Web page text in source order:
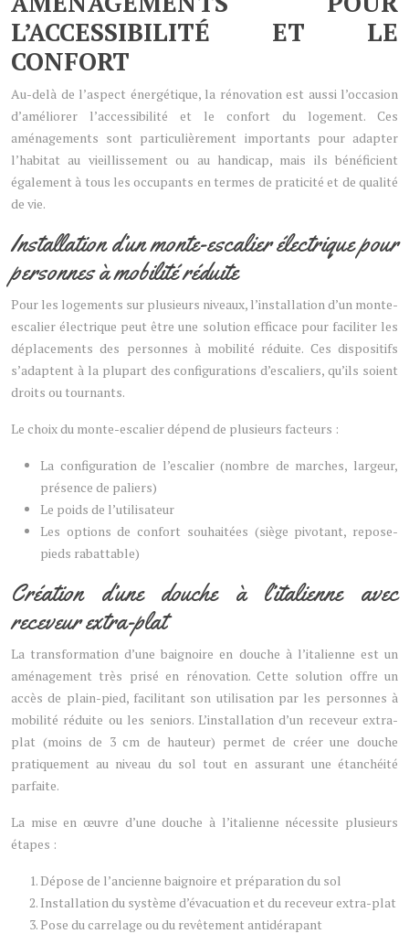
L’ACCESSIBILITÉ ET LE
CONFORT
Au-delà de l’aspect énergétique, la rénovation est aussi l’occasion
d’améliorer l’accessibilité et le confort du logement. Ces
aménagements sont particulièrement importants pour adapter
l’habitat au vieillissement ou au handicap, mais ils bénéficient
également à tous les occupants en termes de praticité et de qualité
de vie.
Installation d’un monte-escalier électrique pour
personnes à mobilité réduite
Pour les logements sur plusieurs niveaux, l’installation d’un monte-
escalier électrique peut être une solution efficace pour faciliter les
déplacements des personnes à mobilité réduite. Ces dispositifs
s’adaptent à la plupart des configurations d’escaliers, qu’ils soient
droits ou tournants.
Le choix du monte-escalier dépend de plusieurs facteurs :
La configuration de l’escalier (nombre de marches, largeur,
présence de paliers)
Le poids de l’utilisateur
Les options de confort souhaitées (siège pivotant, repose-
pieds rabattable)
Création d’une douche à l’italienne avec
receveur extra-plat
La transformation d’une baignoire en douche à l’italienne est un
aménagement très prisé en rénovation. Cette solution offre un
accès de plain-pied, facilitant son utilisation par les personnes à
mobilité réduite ou les seniors. L’installation d’un receveur extra-
plat (moins de 3 cm de hauteur) permet de créer une douche
pratiquement au niveau du sol tout en assurant une étanchéité
parfaite.
La mise en œuvre d’une douche à l’italienne nécessite plusieurs
étapes :
Dépose de l’ancienne baignoire et préparation du sol
Installation du système d’évacuation et du receveur extra-plat
Pose du carrelage ou du revêtement antidérapant